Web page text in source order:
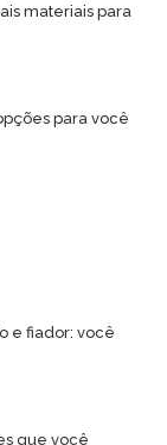
materiais para
para você
e fiador: você
que você